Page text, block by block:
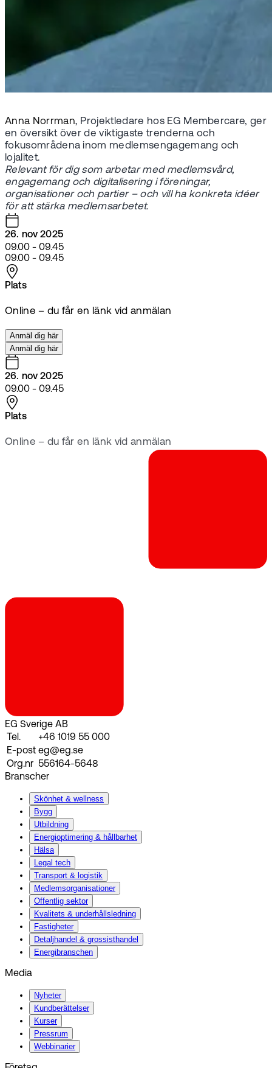
Anna Norrman, Projektledare hos EG Membercare, ger
en översikt över de viktigaste trenderna och
fokusområdena inom medlemsengagemang och
lojalitet.
Relevant för dig som arbetar med medlemsvård,
engagemang och digitalisering i föreningar,
organisationer och partier – och vill ha konkreta idéer
för att stärka medlemsarbetet.
26. nov 2025
09.00 - 09.45
09.00 - 09.45
Plats
Online – du får en länk vid anmälan
Anmäl dig här
Anmäl dig här
26. nov 2025
09.00 - 09.45
Plats
Online – du får en länk vid anmälan
EG Sverige AB
Tel.
+46 1019 55 000
E-post eg@eg.se
Org.nr 556164-5648
Branscher
Skönhet & wellness
Bygg
Utbildning
Energi­optimering & hållbarhet
Hälsa
Legal tech
Transport & logistik
Medlemsorganisationer
Offentlig sektor
Kvalitets & underhållsledning
Fastigheter
Detaljhandel & grossisthandel
Energibranschen
Media
Nyheter
Kundberättelser
Kurser
Pressrum
Webbinarier